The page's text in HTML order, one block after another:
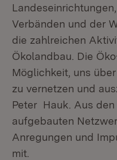
Verbänden und der
die zahlreichen
Ökolandbau. Die
Möglichkeit, uns
zu vernetzen und
Peter Hauk. Aus
aufgebauten
Anregungen und
mit.